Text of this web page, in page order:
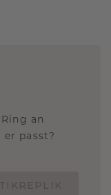
an
er passt?